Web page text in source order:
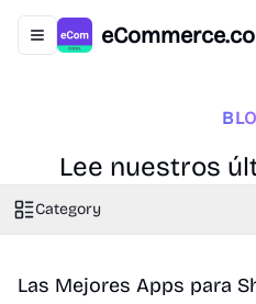
Abrir menú de navegación
Lee nuestros
Category
Las Mejores Apps para